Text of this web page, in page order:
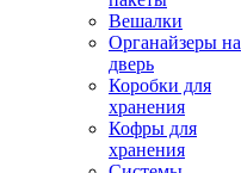
Вешалки
Органайзеры на
дверь
Коробки для
хранения
Кофры для
хранения